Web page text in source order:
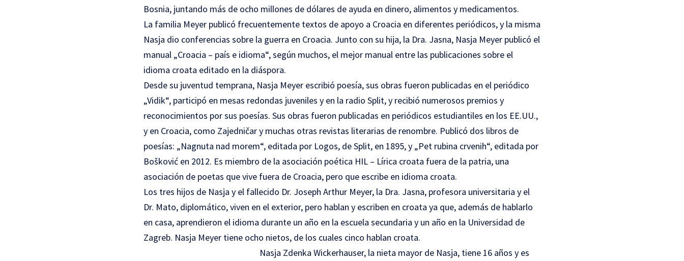
Bosnia, juntando más de ocho millones de dólares de ayuda en dinero, alimentos y medicamentos.
La familia Meyer publicó frecuentemente textos de apoyo a Croacia en diferentes periódicos, y la misma
Nasja dio conferencias sobre la guerra en Croacia. Junto con su hija, la Dra. Jasna, Nasja Meyer publicó el
manual „Croacia – país e idioma“, según muchos, el mejor manual entre las publicaciones sobre el
idioma croata editado en la diáspora.
Desde su juventud temprana, Nasja Meyer escribió poesía, sus obras fueron publicadas en el periódico
„Vidik“, participó en mesas redondas juveniles y en la radio Split, y recibió numerosos premios y
reconocimientos por sus poesías. Sus obras fueron publicadas en periódicos estudiantiles en los EE.UU.,
y en Croacia, como Zajedničar y muchas otras revistas literarias de renombre. Publicó dos libros de
poesías: „Nagnuta nad morem“, editada por Logos, de Split, en 1895, y „Pet rubina crvenih“, editada por
Bošković en 2012. Es miembro de la asociación poética HIL – Lírica croata fuera de la patria, una
asociación de poetas que vive fuera de Croacia, pero que escribe en idioma croata.
Los tres hijos de Nasja y el fallecido Dr. Joseph Arthur Meyer, la Dra. Jasna, profesora universitaria y el
Dr. Mato, diplomático, viven en el exterior, pero hablan y escriben en croata ya que, además de hablarlo
en casa, aprendieron el idioma durante un año en la escuela secundaria y un año en la Universidad de
Zagreb. Nasja Meyer tiene ocho nietos, de los cuales cinco hablan croata.
Nasja Zdenka Wickerhauser, la nieta mayor de Nasja, tiene 16 años y es